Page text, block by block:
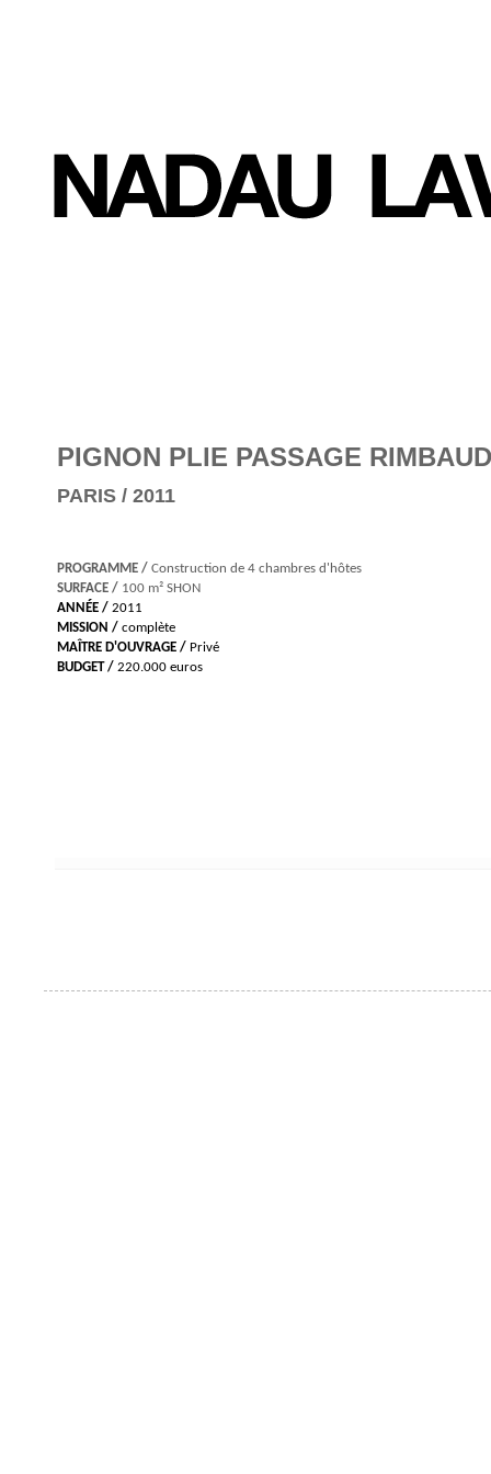
PIGNON PLIE PASSAGE RIMBAUD
PARIS / 2011
PROGRAMME / Construction de 4 chambres d'hôtes
SURFACE / 100 m² SHON
ANNÉE / 2011
MISSION / complète
MAÎTRE D'OUVRAGE / Privé
BUDGET / 220.000 euros